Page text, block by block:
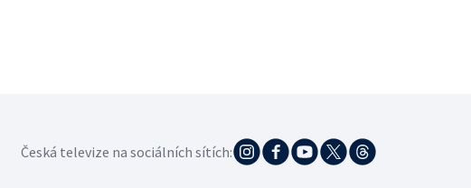
Česká televize na sociálních sítích: